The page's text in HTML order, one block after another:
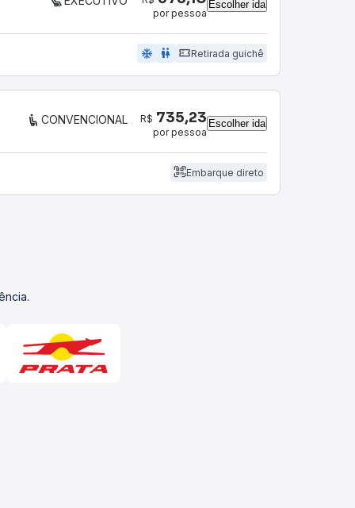
por pessoa
Escolher ida
ac_unit wc Retirada guichê
CONVENCIONAL R$ 735,23
por pessoa
Escolher ida
Embarque direto